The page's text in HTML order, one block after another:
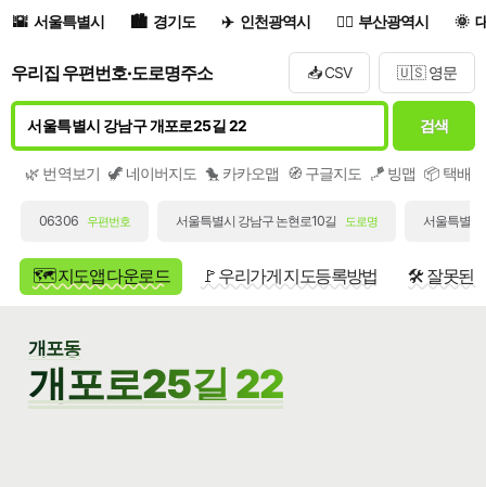
서울특별시 경기도 인천광역시 부산광역시
우리집 우편번호·도로명주소 📥 CSV 🇺🇸 영문
검색
🌿 번역보기 🦖 네이버지도 🐤 카카오맵 🧭 구글지도 🪁 빙맵 📦 택배/
06306 우편번호 서울특별시 강남구 논현로10길 도로명 서울특별
🗺️ 지도앱 다운로드 🚩 우리가게 지도등록방법 🛠️ 잘못된
개포동
개포로25길 22